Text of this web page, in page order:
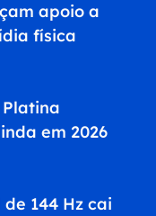
apoio a
física
em 2026
144 Hz cai